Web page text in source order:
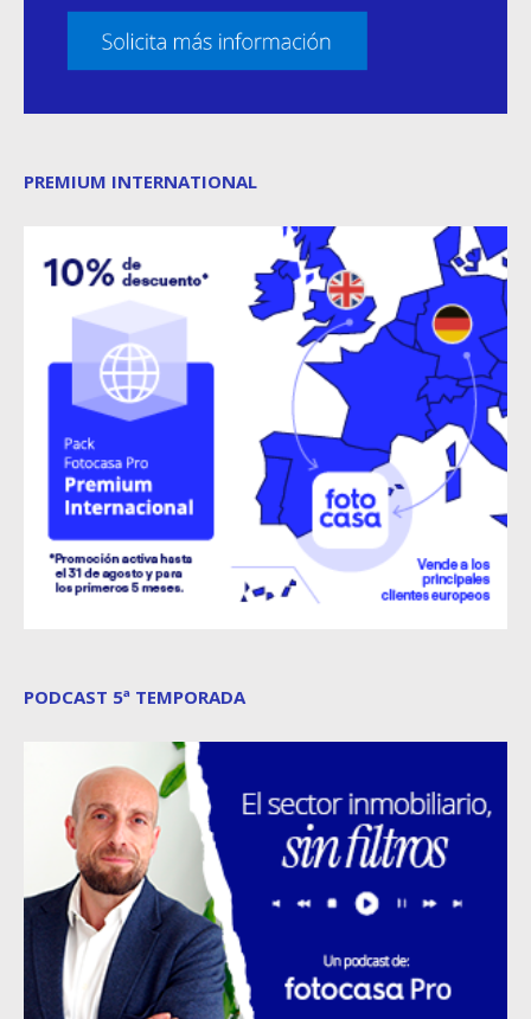
PREMIUM INTERNATIONAL
PODCAST 5ª TEMPORADA